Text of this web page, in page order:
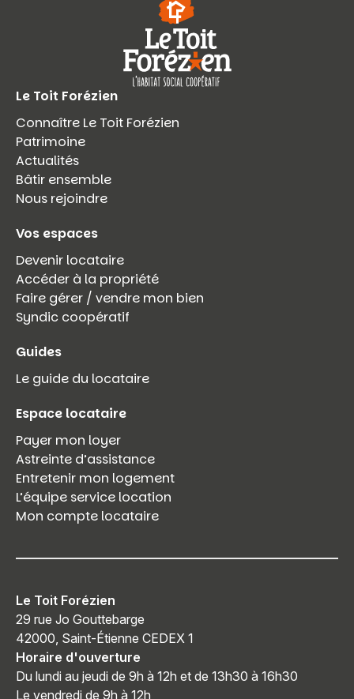
Le Toit Forézien
Connaître Le Toit Forézien
Patrimoine
Actualités
Bâtir ensemble
Nous rejoindre
Vos espaces
Devenir locataire
Accéder à la propriété
Faire gérer / vendre mon bien
Syndic coopératif
Guides
Le guide du locataire
Espace locataire
Payer mon loyer
Astreinte d’assistance
Entretenir mon logement
L’équipe service location
Mon compte locataire
Le Toit Forézien
29 rue Jo Gouttebarge
42000, Saint-Étienne CEDEX 1
Horaire d'ouverture
Du lundi au jeudi de 9h à 12h et de 13h30 à 16h30
Le vendredi de 9h à 12h